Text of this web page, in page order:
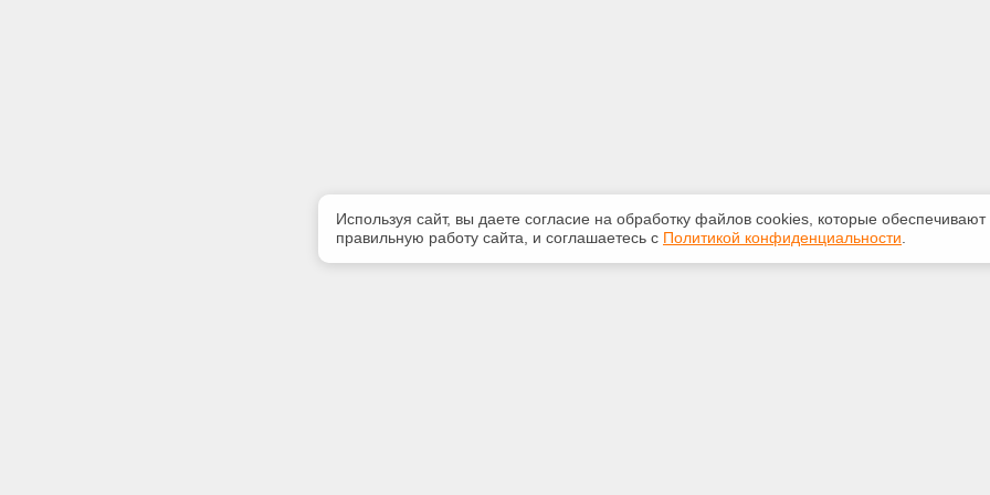
Используя сайт, вы даете согласие на обработку файлов сооkiеs, которые обеспечивают
правильную работу сайта, и соглашаетесь с Политикой конфиденциальности